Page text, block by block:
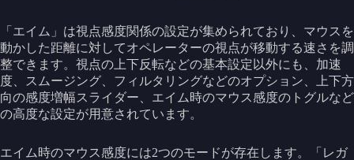
「エイム」は視点感度関係の設定が集められており、マウスを
動かした距離に対してオペレーターの視点が移動する速さを調
整できます。視点の上下反転などの基本設定以外にも、加速
度、スムージング、フィルタリングなどのオプション、上下方
向の感度増幅スライダー、エイム時のマウス感度のトグルなど
の高度な設定が用意されています。
エイム時のマウス感度には2つのモードが存在します。「レガ